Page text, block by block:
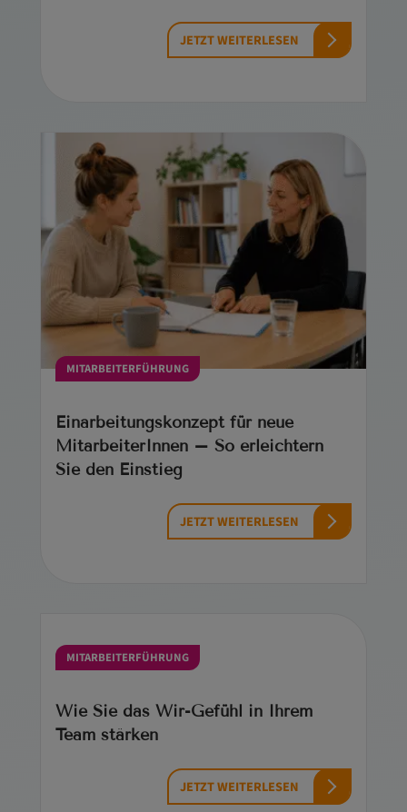
JETZT WEITERLESEN
MITARBEITERFÜHRUNG
Einarbeitungskonzept für neue
MitarbeiterInnen – So erleichtern
Sie den Einstieg
JETZT WEITERLESEN
MITARBEITERFÜHRUNG
Wie Sie das Wir-Gefühl in Ihrem
Team stärken
JETZT WEITERLESEN